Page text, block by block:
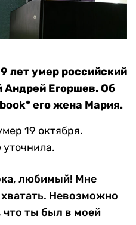
лет умер российский
Андрей Егоршев. Об
его жена Мария.
19 октября.
любимый! Мне
хватать. Невозможно
что ты был в моей